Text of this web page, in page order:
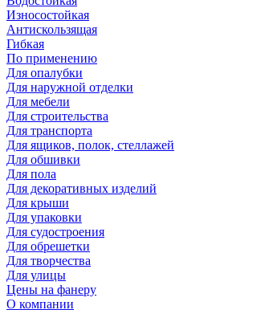
Износостойкая
Антискользящая
Гибкая
По применению
Для опалубки
Для наружной отделки
Для мебели
Для строительства
Для транспорта
Для ящиков, полок, стеллажей
Для обшивки
Для пола
Для декоративных изделий
Для крыши
Для упаковки
Для судостроения
Для обрешетки
Для творчества
Для улицы
Цены на фанеру
О компании